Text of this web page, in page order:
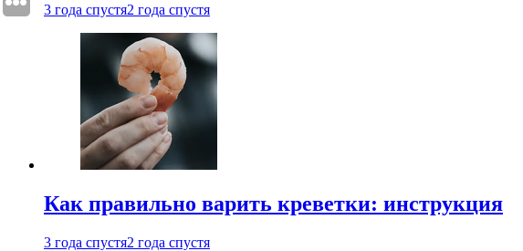
3 года спустя2 года спустя
Как правильно варить креветки: инструкция
3 года спустя2 года спустя